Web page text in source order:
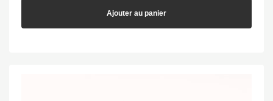
Ajouter au panier